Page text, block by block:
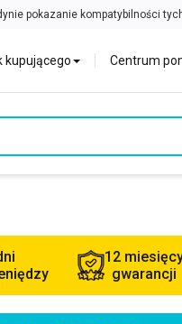
kupującego Centrum
12
gwarancji